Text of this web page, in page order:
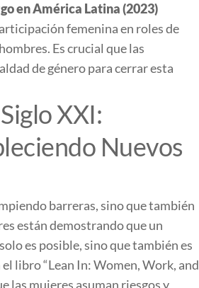
en América Latina (2023)
femenina en roles de
Es crucial que las
de género para cerrar esta
XXI:
Nuevos
barreras, sino que también
están demostrando que un
es posible, sino que también es
libro “Lean In: Women, Work, and
las mujeres asuman riesgos y